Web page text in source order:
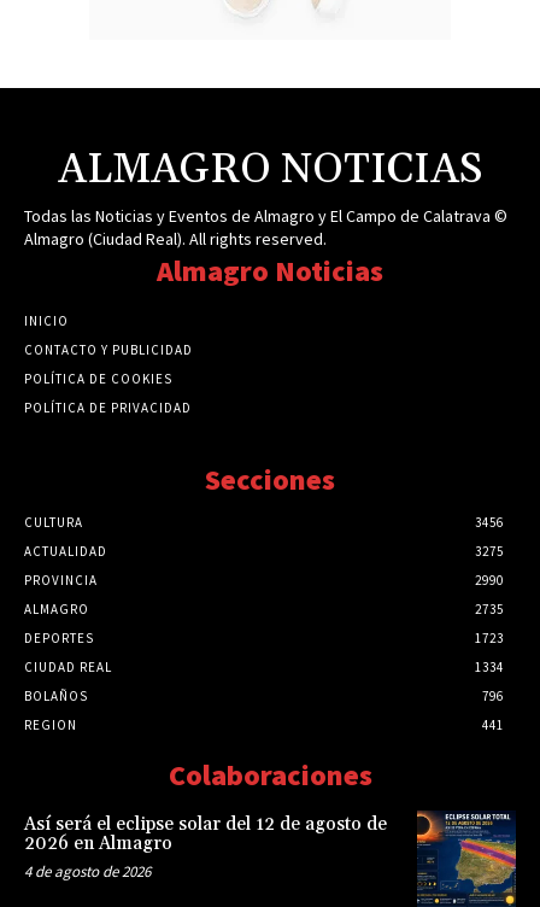
ALMAGRO NOTICIAS
Todas las Noticias y Eventos de Almagro y El Campo de Calatrava ©
Almagro (Ciudad Real). All rights reserved.
Almagro Noticias
INICIO
CONTACTO Y PUBLICIDAD
POLÍTICA DE COOKIES
POLÍTICA DE PRIVACIDAD
Secciones
CULTURA
3456
ACTUALIDAD
3275
PROVINCIA
2990
ALMAGRO
2735
DEPORTES
1723
CIUDAD REAL
1334
BOLAÑOS
796
REGION
441
Colaboraciones
Así será el eclipse solar del 12 de agosto de
2026 en Almagro
4 de agosto de 2026